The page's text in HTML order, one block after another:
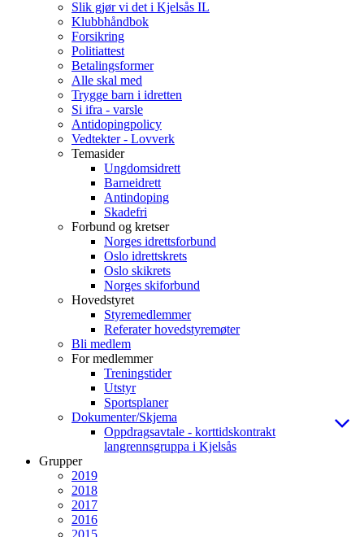
Slik gjør vi det i Kjelsås IL
Klubbhåndbok
Forsikring
Politiattest
Betalingsformer
Alle skal med
Trygge barn i idretten
Si ifra - varsle
Antidopingpolicy
Vedtekter - Lovverk
Temasider
Ungdomsidrett
Barneidrett
Antindoping
Skadefri
Forbund og kretser
Norges idrettsforbund
Oslo idrettskrets
Oslo skikrets
Norges skiforbund
Hovedstyret
Styremedlemmer
Referater hovedstyremøter
Bli medlem
For medlemmer
Treningstider
Utstyr
Sportsplaner
Dokumenter/Skjema
Oppdragsavtale - korttidskontrakt
langrennsgruppa i Kjelsås
Grupper
2019
2018
2017
2016
2015